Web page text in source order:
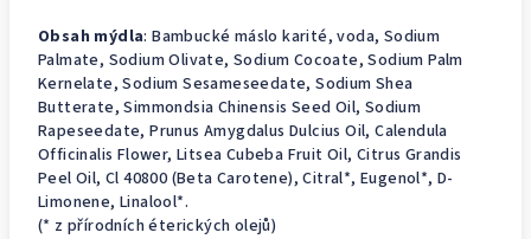
Obsah mýdla:Bambucké máslo karité, voda, Sodium
Palmate, Sodium Olivate, Sodium Cocoate, Sodium Palm
Kernelate, Sodium Sesameseedate, Sodium Shea
Butterate, Simmondsia Chinensis Seed Oil, Sodium
Rapeseedate, Prunus Amygdalus Dulcius Oil, Calendula
Officinalis Flower, Litsea Cubeba Fruit Oil, Citrus Grandis
Peel Oil, Cl 40800 (Beta Carotene), Citral*, Eugenol*, D-
Limonene, Linalool*.
(* z přírodních éterických olejů)